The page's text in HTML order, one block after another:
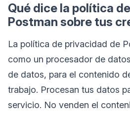
Qué dice la política
Postman sobre tus
La política de privacidad de
como un procesador de
de datos, para el contenido
trabajo. Procesan tus datos
servicio. No venden el